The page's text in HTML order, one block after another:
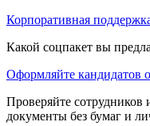
Корпоративная
Какой соцпакет вы
Оформляйте кандидатов
Проверяйте
документы без бумаг и